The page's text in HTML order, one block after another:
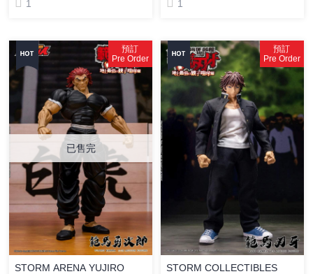
1 1
預訂
Pre Order
已售完
STORM ARENA YUJIRO
預訂
Pre Order
STORM COLLECTIBLES